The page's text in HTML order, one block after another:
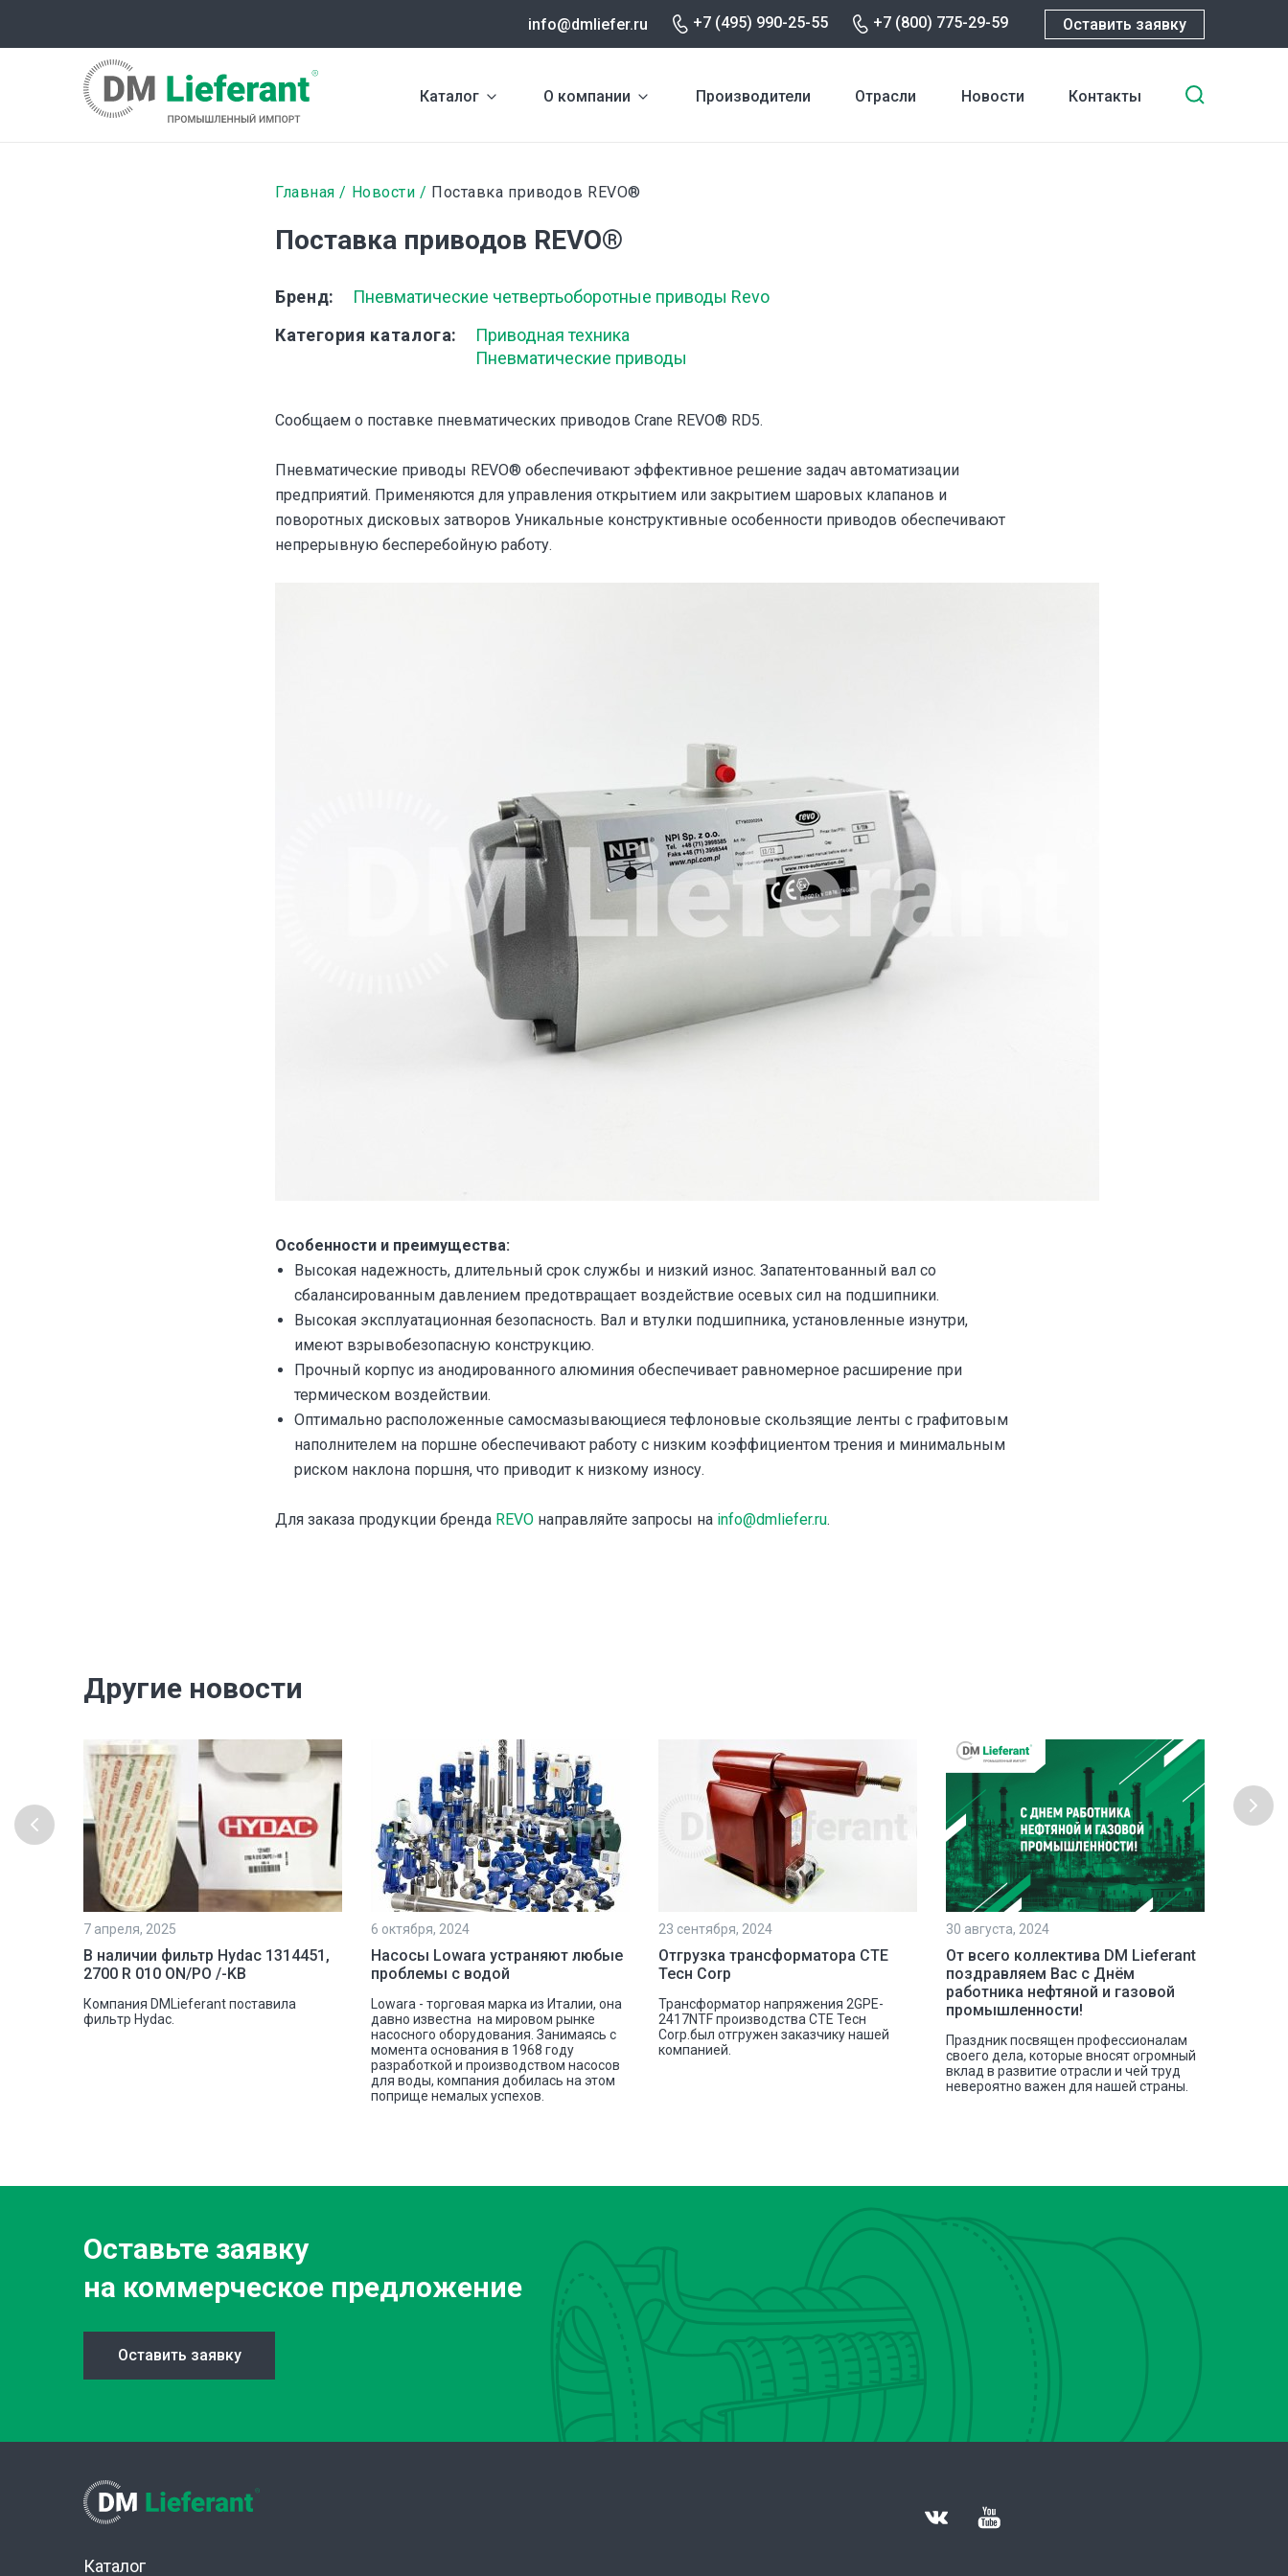
содержанию
info@dmliefer.ru +7 (495) 990-25-55 +7 (800) 775-29-59 Оставить заявку
Каталог О компании Производители Отрасли Новости Контакты
Строка
навигации
Главная Новости Поставка приводов REVO®
Поставка приводов REVO®
Бренд
Пневматические четвертьоборотные приводы Revo
Категория каталога
Приводная техника
Пневматические приводы
Сообщаем о поставке пневматических приводов Crane REVO® RD5.
Пневматические приводы REVO® обеспечивают эффективное решение задач автоматизации
предприятий. Применяются для управления открытием или закрытием шаровых клапанов и
поворотных дисковых затворов Уникальные конструктивные особенности приводов обеспечивают
непрерывную бесперебойную работу.
Особенности и преимущества:
Высокая надежность, длительный срок службы и низкий износ. Запатентованный вал со
сбалансированным давлением предотвращает воздействие осевых сил на подшипники.
Высокая эксплуатационная безопасность. Вал и втулки подшипника, установленные изнутри,
имеют взрывобезопасную конструкцию.
Прочный корпус из анодированного алюминия обеспечивает равномерное расширение при
термическом воздействии.
Оптимально расположенные самосмазывающиеся тефлоновые скользящие ленты с графитовым
наполнителем на поршне обеспечивают работу с низким коэффициентом трения и минимальным
риском наклона поршня, что приводит к низкому износу.
Для заказа продукции бренда REVO направляйте запросы на info@dmliefer.ru.
Другие новости
7 апреля, 2025
В наличии фильтр Hydac 1314451,
2700 R 010 ON/PO /-KB
Компания DMLieferant поставила
фильтр Hydac.
6 октября, 2024
Насосы Lowara устраняют любые
проблемы с водой
Lowara - торговая марка из Италии, она
давно известна на мировом рынке
насосного оборудования. Занимаясь с
момента основания в 1968 году
разработкой и производством насосов
для воды, компания добилась на этом
поприще немалых успехов.
23 сентября, 2024
Отгрузка трансформатора СТЕ
Тесн Corp
Трансформатор напряжения 2GPE-
2417NTF производства СТЕ Тесн
Corp.был отгружен заказчику нашей
компанией.
30 августа, 2024
От всего коллектива DM Lieferant
поздравляем Вас с Днём
работника нефтяной и газовой
промышленности!
Праздник посвящен профессионалам
своего дела, которые вносят огромный
вклад в развитие отрасли и чей труд
невероятно важен для нашей страны.
Оставьте заявку
на коммерческое предложение
Оставить заявку
Каталог